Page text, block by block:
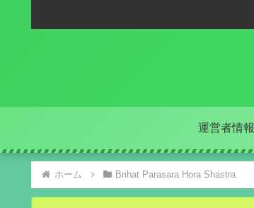
運営者情報
ホーム Brihat Parasara Hora Shastra